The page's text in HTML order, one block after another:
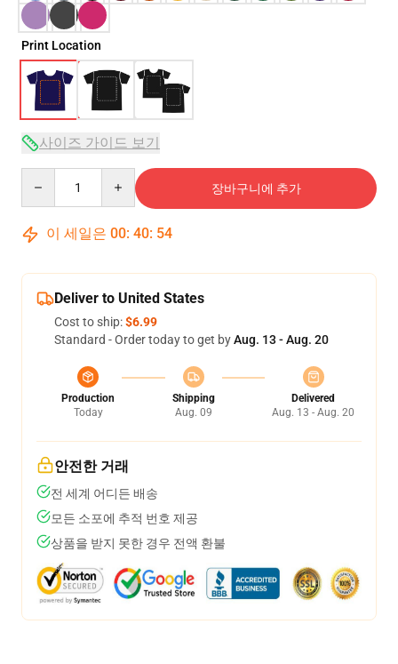
Print Location
사이즈 가이드 보기
장바구니에 추가
이 세일은 00: 40: 53
Deliver to United States
Cost to ship:$6.99
Standard - Order today to get byAug. 13 - Aug. 20
Production
Today
Shipping
Aug. 09
Delivered
Aug. 13 - Aug. 20
안전한 거래
전 세계 어디든 배송
모든 소포에 추적 번호 제공
상품을 받지 못한 경우 전액 환불